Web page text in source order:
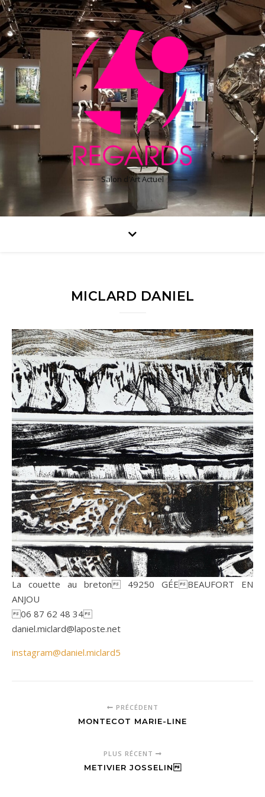
Salon d'Art Actuel
MICLARD DANIEL
La couette au breton 49250 GÉEBEAUFORT EN
ANJOU
06 87 62 48 34
daniel.miclard@laposte.net
instagram@daniel.miclard5
PRÉCÉDENT
MONTECOT MARIE-LINE
PLUS RÉCENT
METIVIER JOSSELIN